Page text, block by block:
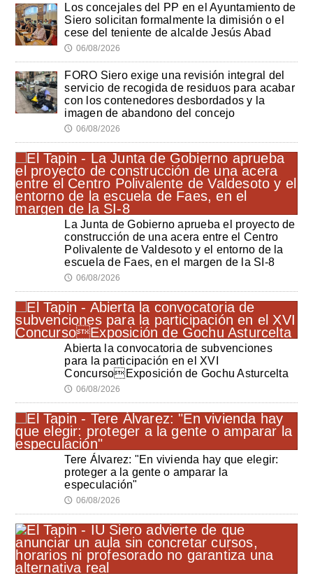
Los concejales del PP en el Ayuntamiento de
Siero solicitan formalmente la dimisión o el
cese del teniente de alcalde Jesús Abad
🕔 06/08/2026
FORO Siero exige una revisión integral del
servicio de recogida de residuos para acabar
con los contenedores desbordados y la
imagen de abandono del concejo
🕔 06/08/2026
La Junta de Gobierno aprueba el proyecto de
construcción de una acera entre el Centro
Polivalente de Valdesoto y el entorno de la
escuela de Faes, en el margen de la SI-8
🕔 06/08/2026
Abierta la convocatoria de subvenciones
para la participación en el XVI
ConcursoExposición de Gochu Asturcelta
🕔 06/08/2026
Tere Álvarez: "En vivienda hay que elegir:
proteger a la gente o amparar la
especulación"
🕔 06/08/2026